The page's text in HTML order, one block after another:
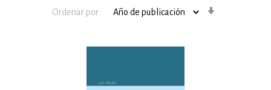
Ordenar por